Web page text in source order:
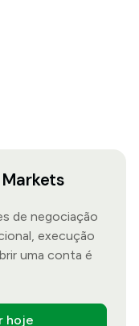
de negociação
execução
uma conta é
hoje